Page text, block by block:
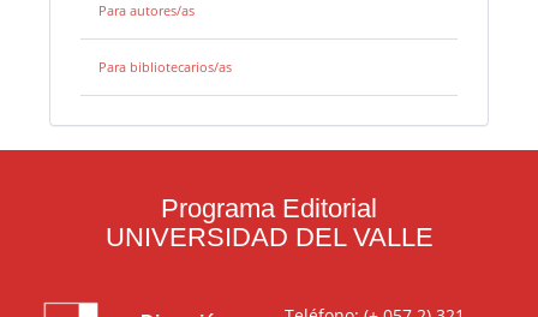
Para autores/as
Para bibliotecarios/as
Programa Editorial
UNIVERSIDAD DEL VALLE